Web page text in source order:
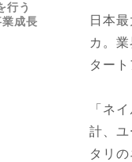
行う
業成長
日本
カ。
ター
「ネ
計、
タリ